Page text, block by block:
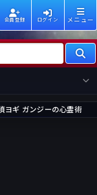
会員登録 ログイン メニュー
新刊
ヨギ ガンジーの心霊術